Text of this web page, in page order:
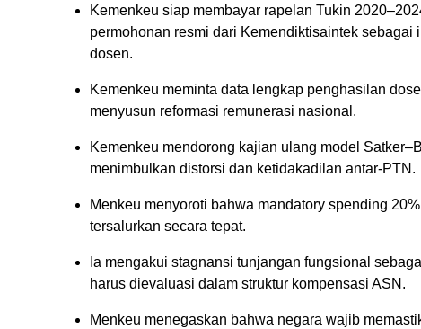
Kemenkeu siap membayar rapelan Tukin
permohonan resmi dari Kemendiktisaintek sebagai
dosen.
Kemenkeu meminta data lengkap penghasilan
menyusun reformasi remunerasi nasional.
Kemenkeu mendorong kajian ulang model
menimbulkan distorsi dan ketidakadilan antar-PTN.
Menkeu menyoroti bahwa mandatory spending
tersalurkan secara tepat.
Ia mengakui stagnansi tunjangan fungsional
harus dievaluasi dalam struktur kompensasi ASN.
Menkeu menegaskan bahwa negara wajib